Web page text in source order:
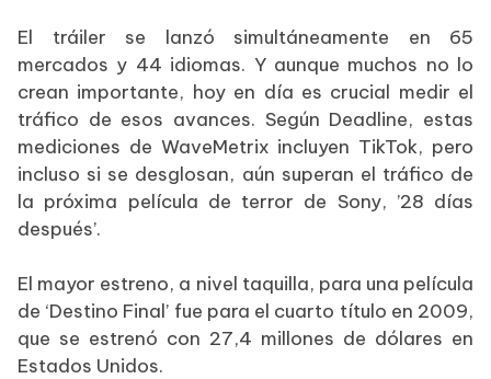
El tráiler se lanzó simultáneamente en 65
mercados y 44 idiomas. Y aunque muchos no lo
crean importante, hoy en día es crucial medir el
tráfico de esos avances. Según Deadline, estas
mediciones de WaveMetrix incluyen TikTok, pero
incluso si se desglosan, aún superan el tráfico de
la próxima película de terror de Sony, ’28 días
después’.
El mayor estreno, a nivel taquilla, para una película
de ‘Destino Final’ fue para el cuarto título en 2009,
que se estrenó con 27,4 millones de dólares en
Estados Unidos.